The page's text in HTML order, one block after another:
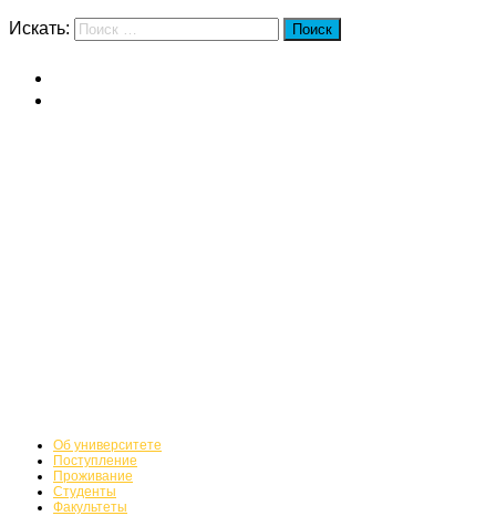
Искать: Поиск
Об университете
Поступление
Проживание
Студенты
Факультеты